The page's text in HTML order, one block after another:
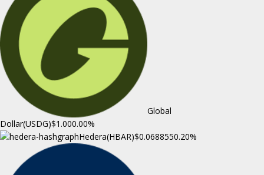
Global
Dollar(USDG)$1.000.00%
Hedera(HBAR)$0.0688550.20%